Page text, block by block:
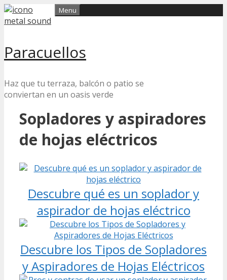
Skip
to
Paracuellos
Haz que tu terraza, balcón o patio se
conviertan en un oasis verde
Menu
Sopladores y aspiradores
de hojas eléctricos
Descubre qué es un soplador y
aspirador de hojas eléctrico
Descubre los Tipos de Sopladores
y Aspiradores de Hojas Eléctricos